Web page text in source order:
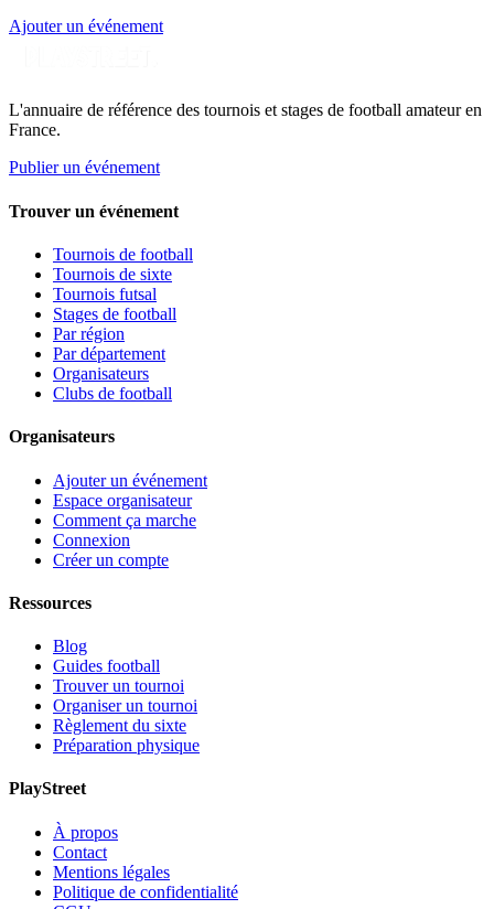
Ajouter un événement
L'annuaire de référence des tournois et stages de football amateur en
France.
Publier un événement
Trouver un événement
Tournois de football
Tournois de sixte
Tournois futsal
Stages de football
Par région
Par département
Organisateurs
Clubs de football
Organisateurs
Ajouter un événement
Espace organisateur
Comment ça marche
Connexion
Créer un compte
Ressources
Blog
Guides football
Trouver un tournoi
Organiser un tournoi
Règlement du sixte
Préparation physique
PlayStreet
À propos
Contact
Mentions légales
Politique de confidentialité